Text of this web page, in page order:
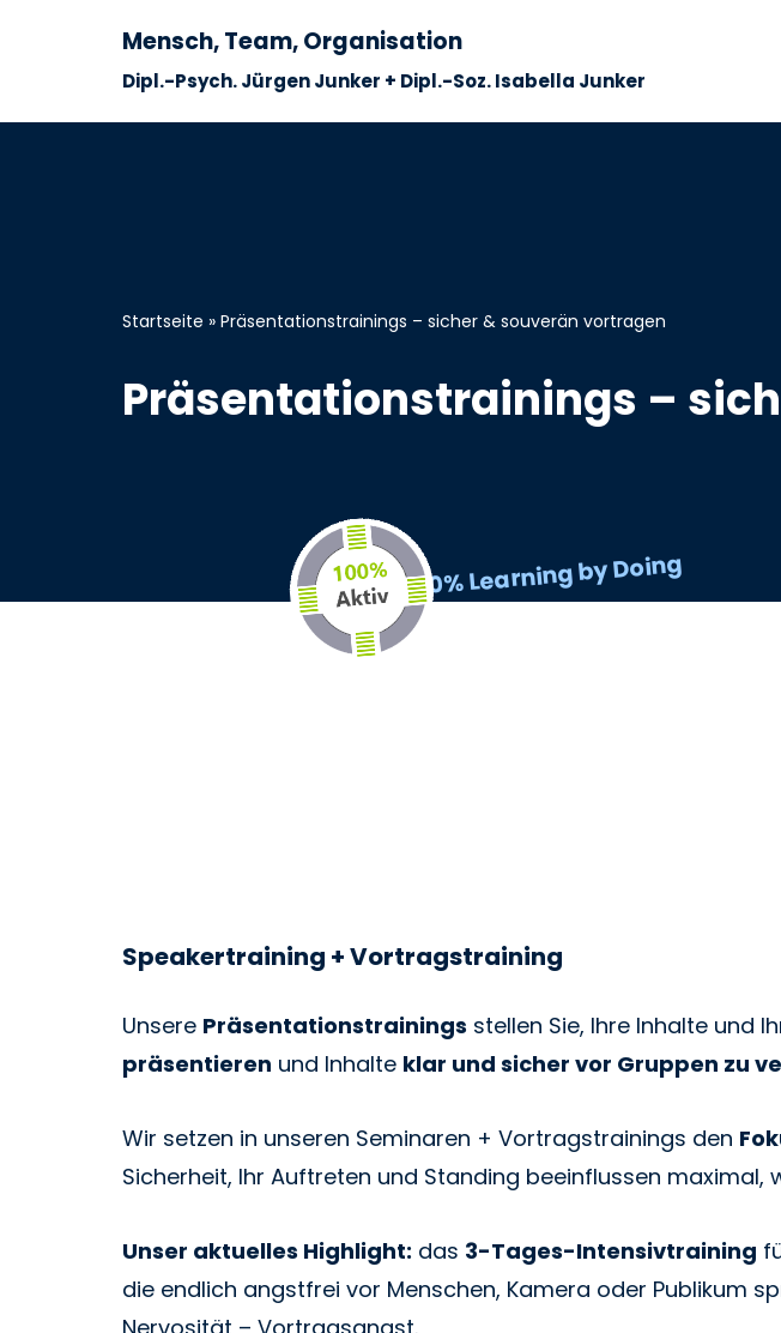
Mensch, Team, Organisation
Dipl.-Psych. Jürgen Junker + Dipl.-Soz. Isabella Junker
100% Learning by Doing
Startseite » Präsentationstrainings – sicher & souverän vortragen
Präsentationstrainings –
Speakertraining + Vortragstraining
Unsere Präsentationstrainings stellen Sie, Ihre Inhalte und
präsentieren und Inhalte klar und sicher vor Gruppen zu
Wir setzen in unseren Seminaren + Vortragstrainings den
Sicherheit, Ihr Auftreten und Standing beeinflussen
Unser aktuelles Highlight: das 3-Tages-Intensivtraining
die endlich angstfrei vor Menschen, Kamera oder Publikum